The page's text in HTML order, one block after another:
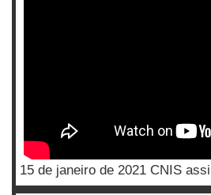
15 de janeiro de 2021 CNIS